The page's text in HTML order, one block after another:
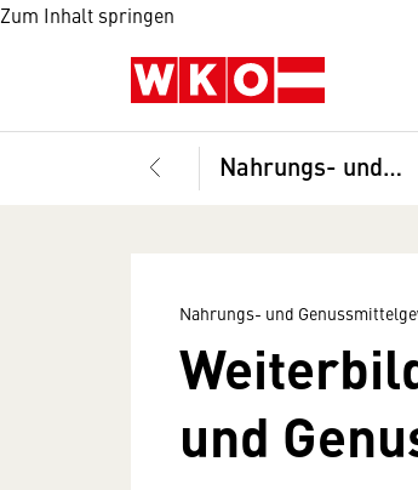
Zum Inhalt springen
Nahrungs- und Genussmittelgewerbe
Nahrungs- und
und